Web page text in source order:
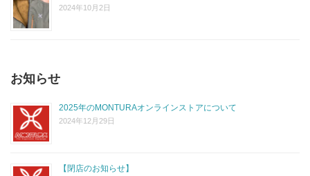
2024年10月2日
お知らせ
2025年のMONTURAオンラインストアについて
2024年12月29日
【閉店のお知らせ】